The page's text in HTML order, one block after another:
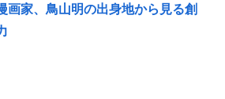
画家、鳥山明の出身地から見る創